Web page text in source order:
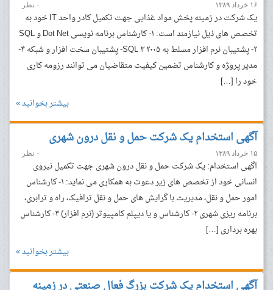
۱۶ خرداد ۱۳۸۹ ۰ نظر
یک شرکت در زمینه پخش مواد غذایی جهت تکمیل کادر واحد IT خود به
تخصص های ذیل نیازمند است: ۱- کارشناس برنامه نویسی Dot Net و SQL
۲- پشتیبان نرم افزار مسلط به ۲۰۰۵ SQL ۳- پشتیبان سخت افزار و شبکه ۴-
مدیر پرو‍‍ژه و کارشناس تضمین کیفیت متقاضیان می توانند رزومه کاری
خود را […]
بیشتر بخوانید »
آگهی استخدام یک شرکت حمل و نقل درون شهری
۱۵ خرداد ۱۳۸۹ ۰ نظر
آگهی استخدام: یک شرکت حمل و نقل درون شهری جهت تکمیل نیروی
انسانی خود از تخصص های زیر دعوت به همکاری می نماید: ١- کارشناس
امور حمل و نقل،‌ مدیریت با گرایش های حمل و نقل ترافیک، راه و ترابری،
برنامه ریزی شهری ٢- کارشناس و یا دیپلم کامپیوتر (نرم افزار) ٣- کارشناس
بهره برداری […]
بیشتر بخوانید »